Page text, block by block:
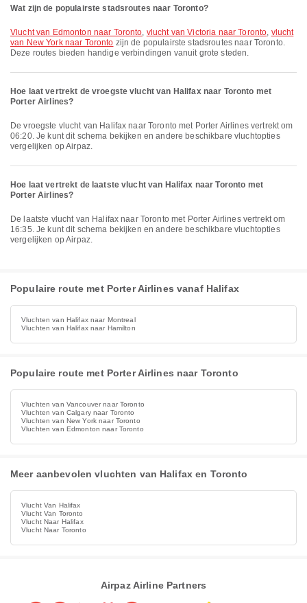
Wat zijn de populairste stadsroutes naar Toronto?
vlucht van Edmonton naar Toronto, vlucht van Victoria naar Toronto, vlucht
van New York naar Toronto zijn de populairste stadsroutes naar Toronto.
Deze routes bieden handige verbindingen vanuit grote steden.
Hoe laat vertrekt de vroegste vlucht van Halifax naar Toronto met
Porter Airlines?
De vroegste vlucht van Halifax naar Toronto met Porter Airlines vertrekt om
06:20. Je kunt dit schema bekijken en andere beschikbare vluchtopties
vergelijken op Airpaz.
Hoe laat vertrekt de laatste vlucht van Halifax naar Toronto met
Porter Airlines?
De laatste vlucht van Halifax naar Toronto met Porter Airlines vertrekt om
16:35. Je kunt dit schema bekijken en andere beschikbare vluchtopties
vergelijken op Airpaz.
Populaire route met Porter Airlines vanaf Halifax
Vluchten van Halifax naar Montreal
Vluchten van Halifax naar Hamilton
Populaire route met Porter Airlines naar Toronto
Vluchten van Vancouver naar Toronto
Vluchten van Calgary naar Toronto
Vluchten van New York naar Toronto
Vluchten van Edmonton naar Toronto
Meer aanbevolen vluchten van Halifax en Toronto
Vlucht Van Halifax
Vlucht Van Toronto
Vlucht Naar Halifax
Vlucht Naar Toronto
Airpaz Airline Partners